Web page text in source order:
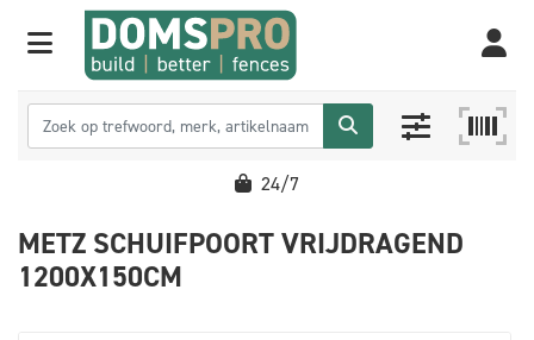
24/7
METZ SCHUIFPOORT VRIJDRAGEND
1200X150CM